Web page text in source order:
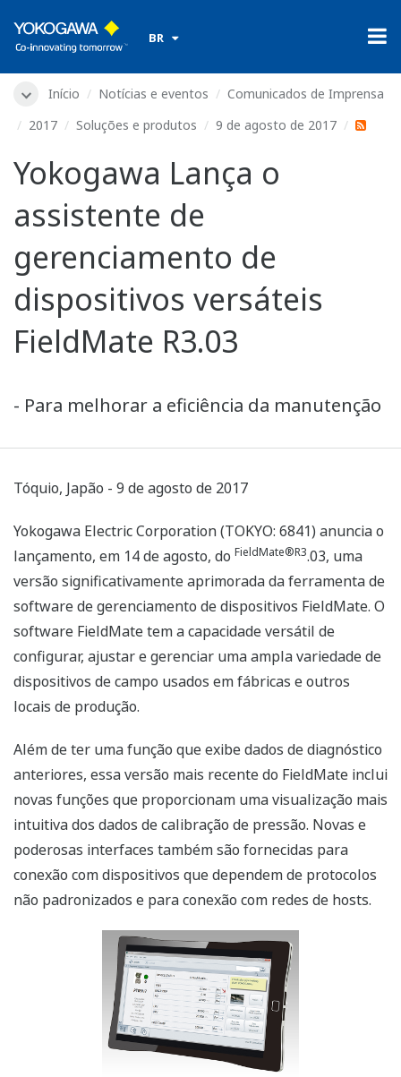
BR
Início Notícias e eventos
Comunicados de Imprensa
2017
Soluções e produtos 9 de agosto de 2017
Yokogawa Lança o
assistente de
gerenciamento de
dispositivos versáteis
FieldMate R3.03
- Para melhorar a eficiência da manutenção
Tóquio, Japão - 9 de agosto de 2017
Yokogawa Electric Corporation (TOKYO: 6841) anuncia o
lançamento, em 14 de agosto, do FieldMate®R3.03, uma
versão significativamente aprimorada da ferramenta de
software de gerenciamento de dispositivos FieldMate. O
software FieldMate tem a capacidade versátil de
configurar, ajustar e gerenciar uma ampla variedade de
dispositivos de campo usados em fábricas e outros
locais de produção.
Além de ter uma função que exibe dados de diagnóstico
anteriores, essa versão mais recente do FieldMate inclui
novas funções que proporcionam uma visualização mais
intuitiva dos dados de calibração de pressão. Novas e
poderosas interfaces também são fornecidas para
conexão com dispositivos que dependem de protocolos
não padronizados e para conexão com redes de hosts.